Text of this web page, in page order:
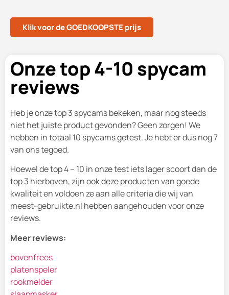
Klik voor de GOEDKOOPSTE prijs
Onze top 4-10 spycam
reviews
Heb je onze top 3 spycams bekeken, maar nog steeds
niet het juiste product gevonden? Geen zorgen! We
hebben in totaal 10 spycams getest. Je hebt er dus nog 7
van ons tegoed.
Hoewel de top 4 – 10 in onze test iets lager scoort dan de
top 3 hierboven, zijn ook deze producten van goede
kwaliteit en voldoen ze aan alle criteria die wij van
meest-gebruikte.nl hebben aangehouden voor onze
reviews.
Meer reviews:
bovenfrees
platenspeler
rookmelder